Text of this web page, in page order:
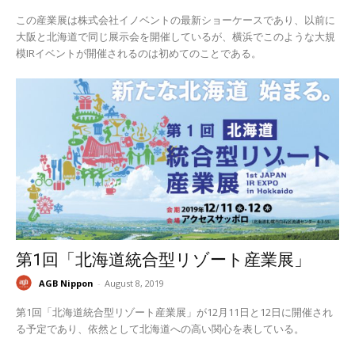
この産業展は株式会社イノベントの最新ショーケースであり、以前に
大阪と北海道で同じ展示会を開催しているが、横浜でこのような大規
模IRイベントが開催されるのは初めてのことである。
第1回「北海道統合型リゾート産業展」
AGB Nippon - August 8, 2019
第1回「北海道統合型リゾート産業展」が12月11日と12日に開催され
る予定であり、依然として北海道への高い関心を表している。